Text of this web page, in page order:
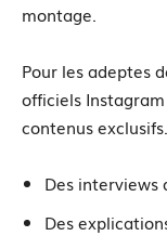
montage.
Pour les adeptes
officiels
contenus
Des interviews
Des